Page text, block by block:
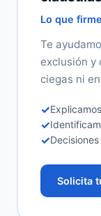
Lo que
Te
exclusión y
ciegas ni
✓
✓
✓
Solicita